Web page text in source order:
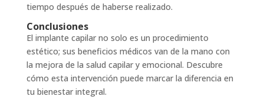
tiempo después de haberse realizado.
Conclusiones
El implante capilar no solo es un procedimiento
estético; sus beneficios médicos van de la mano con
la mejora de la salud capilar y emocional. Descubre
cómo esta intervención puede marcar la diferencia en
tu bienestar integral.